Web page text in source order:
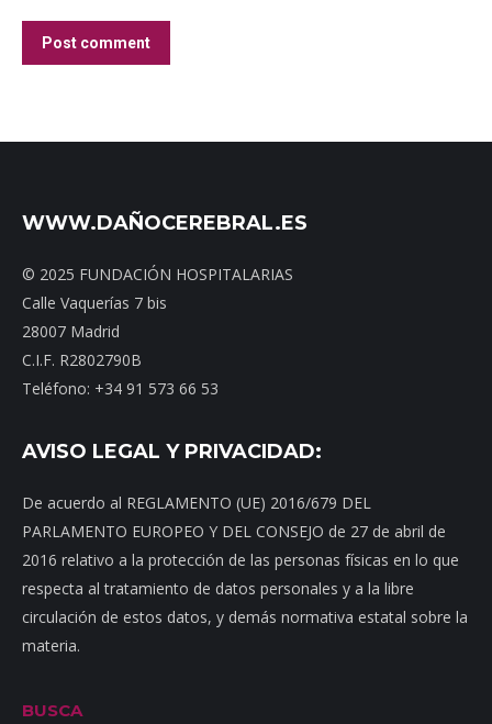
Post comment
WWW.DAÑOCEREBRAL.ES
© 2025 FUNDACIÓN HOSPITALARIAS
Calle Vaquerías 7 bis
28007 Madrid
C.I.F. R2802790B
Teléfono: +34 91 573 66 53
AVISO LEGAL Y PRIVACIDAD:
De acuerdo al REGLAMENTO (UE) 2016/679 DEL
PARLAMENTO EUROPEO Y DEL CONSEJO de 27 de abril de
2016 relativo a la protección de las personas físicas en lo que
respecta al tratamiento de datos personales y a la libre
circulación de estos datos, y demás normativa estatal sobre la
materia.
BUSCA